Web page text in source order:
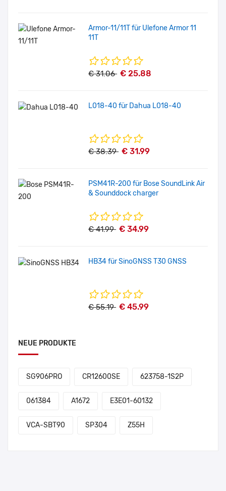
Armor-11/11T für Ulefone Armor 11
11T
€ 31.06 € 25.88
L018-40 für Dahua L018-40
€ 38.39 € 31.99
PSM41R-200 für Bose SoundLink Air
& Sounddock charger
€ 41.99 € 34.99
HB34 für SinoGNSS T30 GNSS
€ 55.19 € 45.99
NEUE PRODUKTE
SG906PRO CR12600SE 623758-1S2P
061384 A1672 E3E01-60132
VCA-SBT90 SP304 Z55H